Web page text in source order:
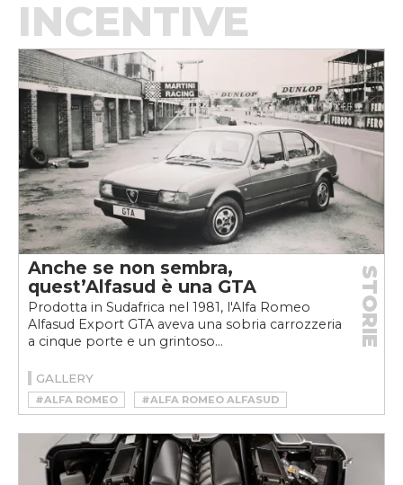
INCENTIVE
Anche se non sembra,
quest’Alfasud è una GTA
Prodotta in Sudafrica nel 1981, l'Alfa Romeo
Alfasud Export GTA aveva una sobria carrozzeria
a cinque porte e un grintoso...
STORIE
GALLERY
#ALFA ROMEO
#ALFA ROMEO ALFASUD
#ALFA ROMEO ALFASUD GTA